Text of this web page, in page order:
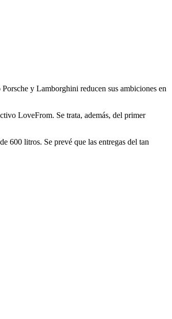
y Lamborghini reducen sus ambiciones en
LoveFrom. Se trata, además, del primer
600 litros. Se prevé que las entregas del tan